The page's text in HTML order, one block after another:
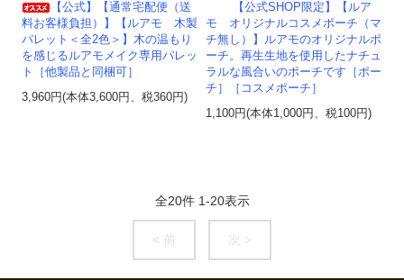
【公式】【通常宅配便（送
料お客様負担）】【ルアモ 木製
パレット＜全2色＞】木の温もり
を感じるルアモメイク専用パレッ
ト［他製品と同梱可］
3,960円(本体3,600円、税360円)
【公式SHOP限定】【ルア
モ オリジナルコスメポーチ（マ
チ無し）】ルアモのオリジナルポ
ーチ。再生生地を使用したナチュ
ラルな風合いのポーチです［ポー
チ］［コスメポーチ］
1,100円(本体1,000円、税100円)
全20件 1-20表示
< 前 次 >